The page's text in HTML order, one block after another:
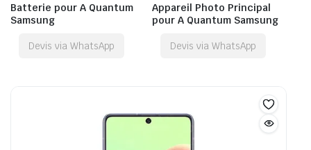
Batterie pour A Quantum
Samsung
Devis via WhatsApp
Appareil Photo Principal
pour A Quantum Samsung
Devis via WhatsApp